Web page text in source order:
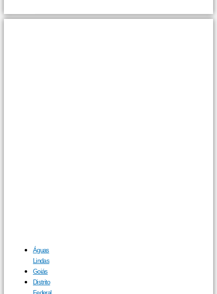
Águas
Lindas
Goiás
Distrito